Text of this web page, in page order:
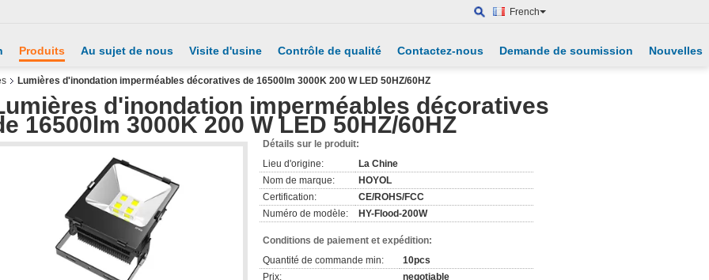
French
Produits Au sujet de nous Visite d'usine Contrôle de qualité Contactez-nous Demande de soumission Nouvelles
Lumières d'inondation imperméables décoratives de 16500lm 3000K 200 W LED 50HZ/60HZ
d'inondation imperméables décoratives
16500lm 3000K 200 W LED 50HZ/60HZ
Détails sur le produit:
Lieu d'origine:
La Chine
Nom de marque:
HOYOL
Certification:
CE/ROHS/FCC
Numéro de modèle:
HY-Flood-200W
Conditions de paiement et expédition:
Quantité de commande min:
10pcs
Prix:
negotiable